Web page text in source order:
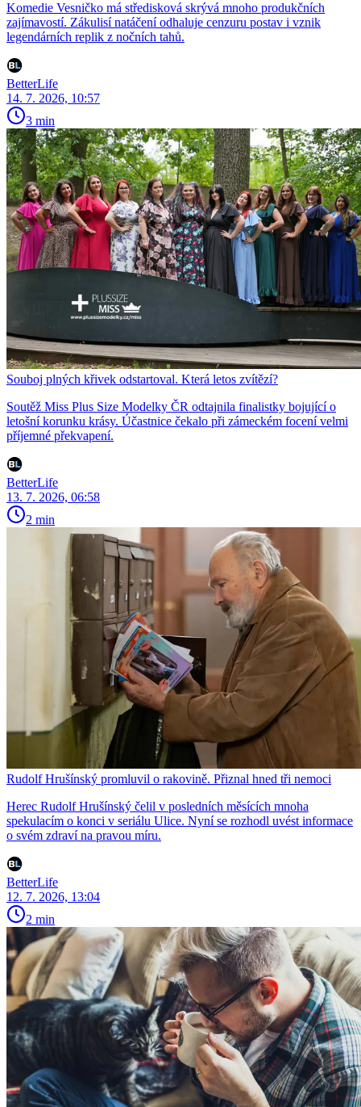
Komedie Vesničko má středisková skrývá mnoho produkčních
zajímavostí. Zákulisí natáčení odhaluje cenzuru postav i vznik
legendárních replik z nočních tahů.
BetterLife
14. 7. 2026, 10:57
3 min
Souboj plných křivek odstartoval. Která letos zvítězí?
Soutěž Miss Plus Size Modelky ČR odtajnila finalistky bojující o
letošní korunku krásy. Účastnice čekalo při zámeckém focení velmi
příjemné překvapení.
BetterLife
13. 7. 2026, 06:58
2 min
Rudolf Hrušínský promluvil o rakovině. Přiznal hned tři nemoci
Herec Rudolf Hrušínský čelil v posledních měsících mnoha
spekulacím o konci v seriálu Ulice. Nyní se rozhodl uvést informace
o svém zdraví na pravou míru.
BetterLife
12. 7. 2026, 13:04
2 min